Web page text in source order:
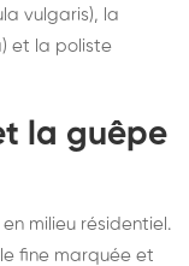
vulgaris), la
et la poliste
la guêpe
milieu résidentiel.
fine marquée et